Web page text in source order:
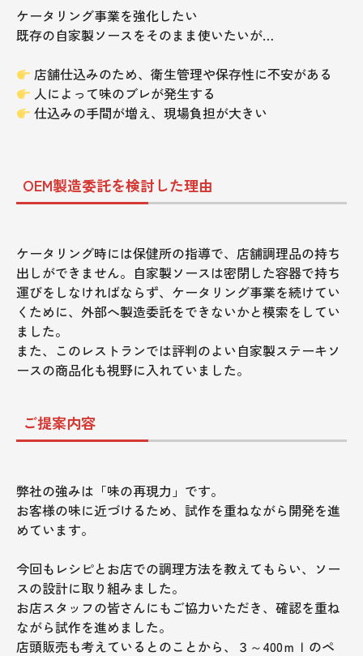
ケータリング事業を強化したい
既存の自家製ソースをそのまま使いたいが…
店舗仕込みのため、衛生管理や保存性に不安がある
人によって味のブレが発生する
仕込みの手間が増え、現場負担が大きい
OEM製造委託を検討した理由
ケータリング時には保健所の指導で、店舗調理品の持ち
出しができません。自家製ソースは密閉した容器で持ち
運びをしなければならず、ケータリング事業を続けてい
くために、外部へ製造委託をできないかと模索をしてい
ました。
また、このレストランでは評判のよい自家製ステーキソ
ースの商品化も視野に入れていました。
ご提案内容
弊社の強みは「味の再現力」です。
お客様の味に近づけるため、試作を重ねながら開発を進
めています。
今回もレシピとお店での調理方法を教えてもらい、ソー
スの設計に取り組みました。
お店スタッフの皆さんにもご協力いただき、確認を重ね
ながら試作を進めました。
店頭販売も考えているとのことから、３～400ｍｌのペ